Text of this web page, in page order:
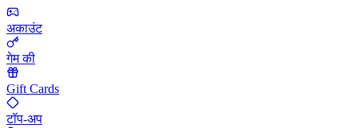
अकाउंट
गेम की
Gift Cards
टॉप-अप